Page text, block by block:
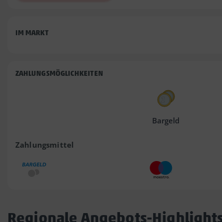
IM MARKT
ZAHLUNGSMÖGLICHKEITEN
Bargeld
Zahlungsmittel
Regionale Angebots-